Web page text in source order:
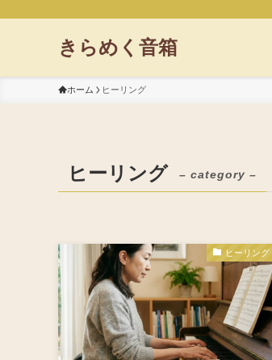
きらめく音箱
ホーム ヒーリング
ヒーリング – category –
ヒーリング